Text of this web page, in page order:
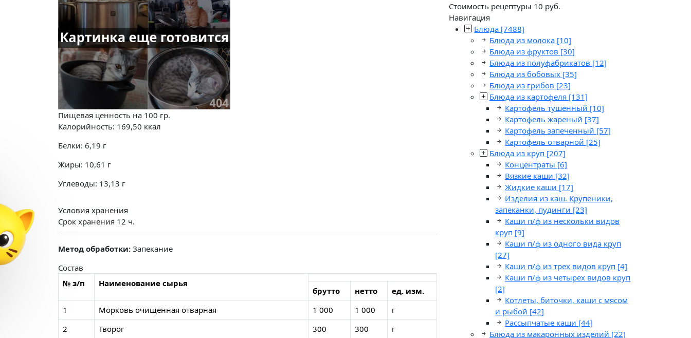
Стоимость рецептуры 10 руб.
Навигация
Блюда [7488]
Блюда из молока [10]
Блюда из фруктов [30]
Блюда из полуфабрикатов [12]
Блюда из бобовых [35]
Блюда из грибов [23]
Блюда из картофеля [131]
Картофель тушенный [10]
Картофель жареный [37]
Картофель запеченный [57]
Картофель отварной [25]
Блюда из круп [207]
Концентраты [6]
Вязкие каши [32]
Жидкие каши [17]
Изделия из каш. Крупеники,
запеканки, пудинги [23]
Каши п/ф из нескольки видов
круп [9]
Каши п/ф из одного вида круп
[27]
Каши п/ф из трех видов круп [4]
Каши п/ф из четырех видов круп
[2]
Котлеты, биточки, каши с мясом
и рыбой [42]
Рассыпчатые каши [44]
Блюда из макаронных изделий [22]
Пищевая ценность на 100 гр.
Калорийность: 169,50 ккал
Белки: 6,19 г
Жиры: 10,61 г
Углеводы: 13,13 г
Условия хранения
Срок хранения 12 ч.
Метод обработки: Запекание
Состав
№ з/п
Наименование сырья
брутто нетто
ед. изм.
1
Морковь очищенная отварная 1 000 1 000
г
2
Творог 300 300
г